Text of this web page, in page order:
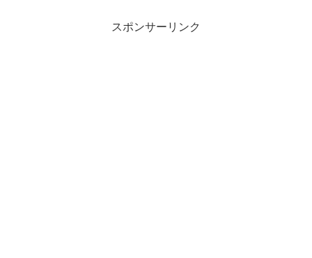
スポンサーリンク